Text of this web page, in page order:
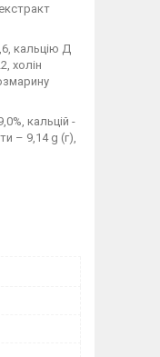
кальцію Д
холін
кальцій -
– 9,14 g (г),